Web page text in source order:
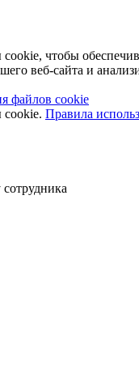
чтобы
веб-сайта и
файлов cookie
Правила